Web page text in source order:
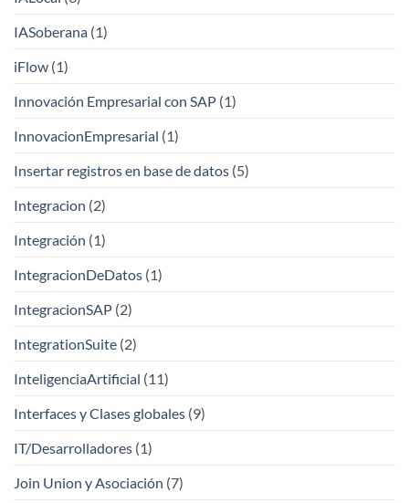
IASoberana (1)
iFlow (1)
Innovación Empresarial con SAP (1)
InnovacionEmpresarial (1)
Insertar registros en base de datos (5)
Integracion (2)
Integración (1)
IntegracionDeDatos (1)
IntegracionSAP (2)
IntegrationSuite (2)
InteligenciaArtificial (11)
Interfaces y Clases globales (9)
IT/Desarrolladores (1)
Join Union y Asociación (7)